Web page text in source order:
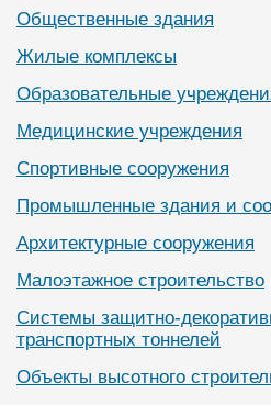
Общественные здания
Жилые комплексы
Образовательные
Медицинские учреждения
Спортивные сооружения
Промышленные здания и
Архитектурные сооружения
Малоэтажное строительство
Системы защитно-
транспортных тоннелей
Объекты высотного